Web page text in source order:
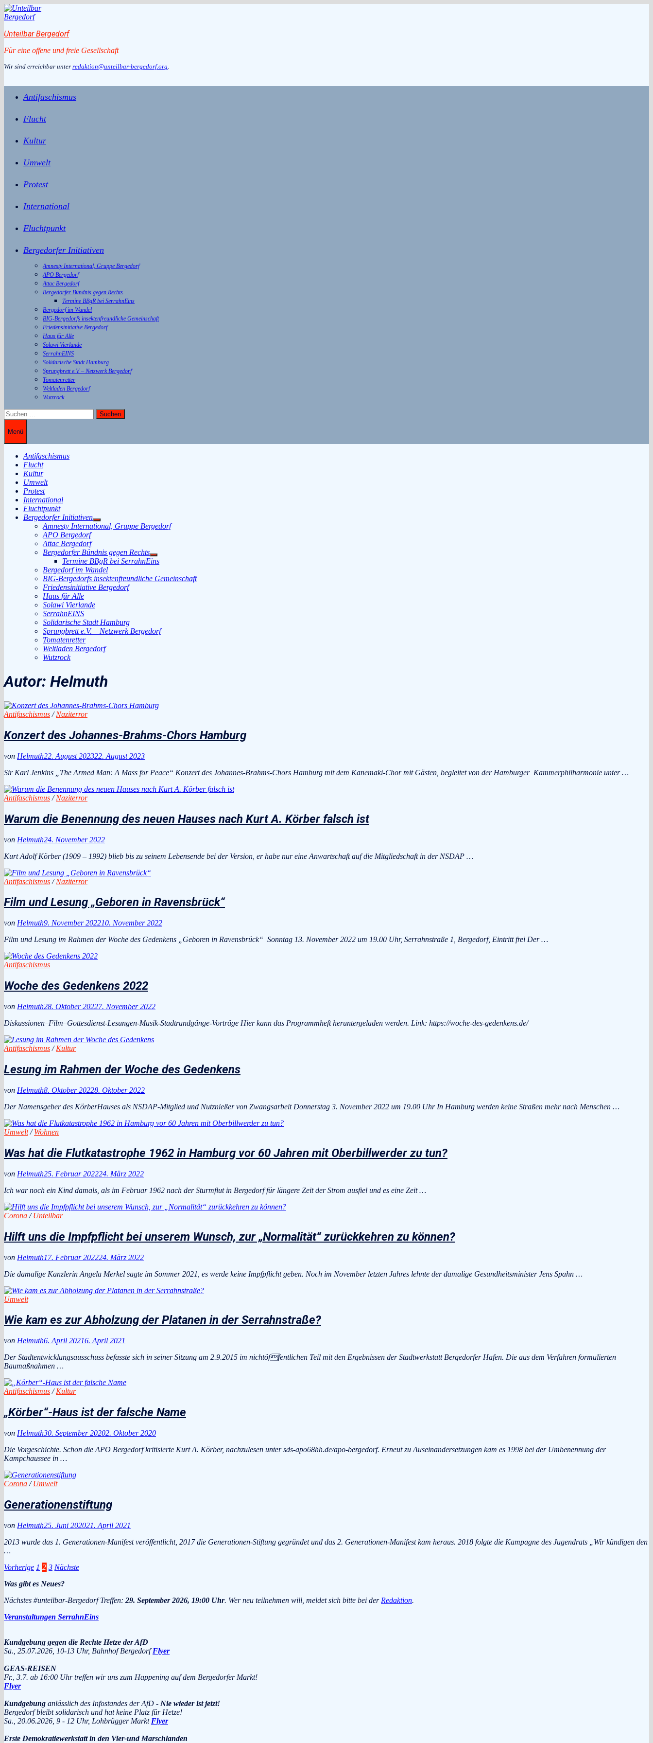
Zum
Inhalt
Unteilbar Bergedorf
Für eine offene und freie Gesellschaft
Wir sind erreichbar unter redaktion@unteilbar-bergedorf.org.
Antifaschismus
Flucht
Kultur
Umwelt
Protest
International
Fluchtpunkt
Bergedorfer Initiativen
Amnesty International, Gruppe Bergedorf
APO Bergedorf
Attac Bergedorf
Bergedorfer Bündnis gegen Rechts
Termine BBgR bei SerrahnEins
Bergedorf im Wandel
BIG-Bergedorfs insektenfreundliche Gemeinschaft
Friedensinitiative Bergedorf
Haus für Alle
Solawi Vierlande
SerrahnEINS
Solidarische Stadt Hamburg
Sprungbrett e.V. – Netzwerk Bergedorf
Tomatenretter
Weltladen Bergedorf
Wutzrock
Suchen
nach:
Menü
Antifaschismus
Flucht
Kultur
Umwelt
Protest
International
Fluchtpunkt
Bergedorfer Initiativen
Untermenü
anzeigen
Amnesty International, Gruppe Bergedorf
APO Bergedorf
Attac Bergedorf
Bergedorfer Bündnis gegen Rechts
Untermenü
anzeigen
Termine BBgR bei SerrahnEins
Bergedorf im Wandel
BIG-Bergedorfs insektenfreundliche Gemeinschaft
Friedensinitiative Bergedorf
Haus für Alle
Solawi Vierlande
SerrahnEINS
Solidarische Stadt Hamburg
Sprungbrett e.V. – Netzwerk Bergedorf
Tomatenretter
Weltladen Bergedorf
Wutzrock
Autor: Helmuth
Antifaschismus /Naziterror
Konzert des Johannes-Brahms-Chors Hamburg
von Helmuth22. August 202322. August 2023
Sir Karl Jenkins „The Armed Man: A Mass for Peace“ Konzert des Johannes-Brahms-Chors Hamburg mit dem Kanemaki-Chor mit Gästen, begleitet von der Hamburger Kammerphilharmonie unter …
Antifaschismus /Naziterror
Warum die Benennung des neuen Hauses nach Kurt A. Körber falsch ist
von Helmuth24. November 2022
Kurt Adolf Körber (1909 – 1992) blieb bis zu seinem Lebensende bei der Version, er habe nur eine Anwartschaft auf die Mitgliedschaft in der NSDAP …
Antifaschismus /Naziterror
Film und Lesung „Geboren in Ravensbrück“
von Helmuth9. November 202210. November 2022
Film und Lesung im Rahmen der Woche des Gedenkens „Geboren in Ravensbrück“ Sonntag 13. November 2022 um 19.00 Uhr, Serrahnstraße 1, Bergedorf, Eintritt frei Der …
Antifaschismus
Woche des Gedenkens 2022
von Helmuth28. Oktober 20227. November 2022
Diskussionen–Film–Gottesdienst-Lesungen-Musik-Stadtrundgänge-Vorträge Hier kann das Programmheft heruntergeladen werden. Link: https://woche-des-gedenkens.de/
Antifaschismus /Kultur
Lesung im Rahmen der Woche des Gedenkens
von Helmuth8. Oktober 20228. Oktober 2022
Der Namensgeber des KörberHauses als NSDAP-Mitglied und Nutznießer von Zwangsarbeit Donnerstag 3. November 2022 um 19.00 Uhr In Hamburg werden keine Straßen mehr nach Menschen …
Umwelt/Wohnen
Was hat die Flutkatastrophe 1962 in Hamburg vor 60 Jahren mit Oberbillwerder zu tun?
von Helmuth25. Februar 202224. März 2022
Ich war noch ein Kind damals, als im Februar 1962 nach der Sturmflut in Bergedorf für längere Zeit der Strom ausfiel und es eine Zeit …
Corona /Unteilbar
Hilft uns die Impfpflicht bei unserem Wunsch, zur „Normalität“ zurückkehren zu können?
von Helmuth17. Februar 202224. März 2022
Die damalige Kanzlerin Angela Merkel sagte im Sommer 2021, es werde keine Impfpflicht geben. Noch im November letzten Jahres lehnte der damalige Gesundheitsminister Jens Spahn …
Umwelt
Wie kam es zur Abholzung der Platanen in der Serrahnstraße?
von Helmuth6. April 20216. April 2021
Der Stadtentwicklungsausschuss befasste sich in seiner Sitzung am 2.9.2015 im nichtöffentlichen Teil mit den Ergebnissen der Stadtwerkstatt Bergedorfer Hafen. Die aus dem Verfahren formulierten
Baumaßnahmen …
Antifaschismus /Kultur
„Körber“-Haus ist der falsche Name
von Helmuth30. September 20202. Oktober 2020
Die Vorgeschichte. Schon die APO Bergedorf kritisierte Kurt A. Körber, nachzulesen unter sds-apo68hh.de/apo-bergedorf. Erneut zu Auseinandersetzungen kam es 1998 bei der Umbenennung der
Kampchaussee in …
Corona /Umwelt
Generationenstiftung
von Helmuth25. Juni 202021. April 2021
2013 wurde das 1. Generationen-Manifest veröffentlicht, 2017 die Generationen-Stiftung gegründet und das 2. Generationen-Manifest kam heraus. 2018 folgte die Kampagne des Jugendrats „Wir kündigen den
…
Seitennummerierung
der
Beiträge
Vorherige 1 2 3 Nächste
Was gibt es Neues?
Nächstes #unteilbar-Bergedorf Treffen: 29. September 2026, 19:00 Uhr. Wer neu teilnehmen will, meldet sich bitte bei der Redaktion.
Veranstaltungen SerrahnEins
Kundgebung gegen die Rechte Hetze der AfD
Sa., 25.07.2026, 10-13 Uhr, Bahnhof BergedorfFlyer
GEAS-REISEN
Fr., 3.7. ab 16:00 Uhr treffen wir uns zum Happening auf dem Bergedorfer Markt!
Flyer
Kundgebung anlässlich des Infostandes der AfD - Nie wieder ist jetzt!
Bergedorf bleibt solidarisch und hat keine Platz für Hetze!
Sa., 20.06.2026, 9 - 12 Uhr, Lohbrügger Markt Flyer
Erste Demokratiewerkstatt in den Vier-und Marschlanden